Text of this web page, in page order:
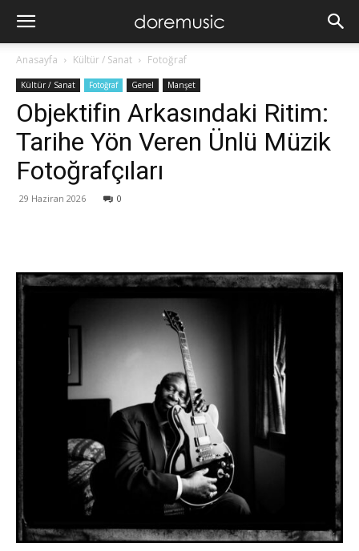
Anasayfa Kültür / Sanat Fotoğraf
Kültür / Sanat Fotoğraf Genel Manşet
Objektifin Arkasındaki Ritim:
Tarihe Yön Veren Ünlü Müzik
Fotoğrafçıları
29 Haziran 2026 0